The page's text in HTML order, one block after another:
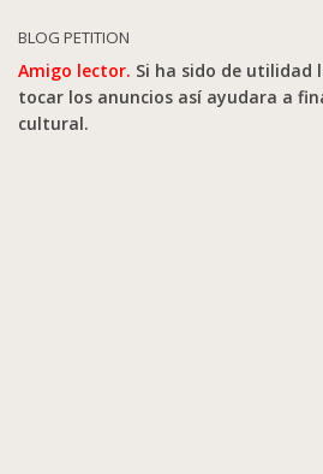
BLOG PETITION
Amigo lector. Si ha sido de
tocar los anuncios así ayudara a
cultural.